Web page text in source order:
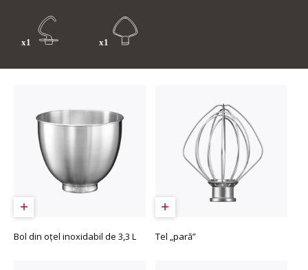
Bol din oțel inoxidabil de 3,3 L Tel „pară”